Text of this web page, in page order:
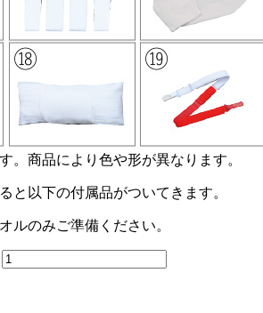
。商品により色や形が異なります。
と以下の付属品がついてきます。
ルのみご準備ください。